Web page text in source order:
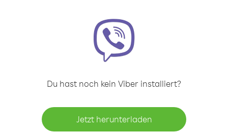
Du hast noch kein Viber installiert?
Jetzt herunterladen